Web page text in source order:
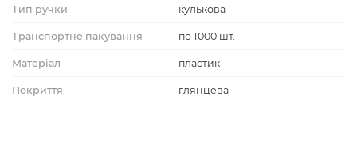
Тип ручки кулькова
Транспортне пакування по 1000 шт.
Матеріал пластик
Покриття глянцева